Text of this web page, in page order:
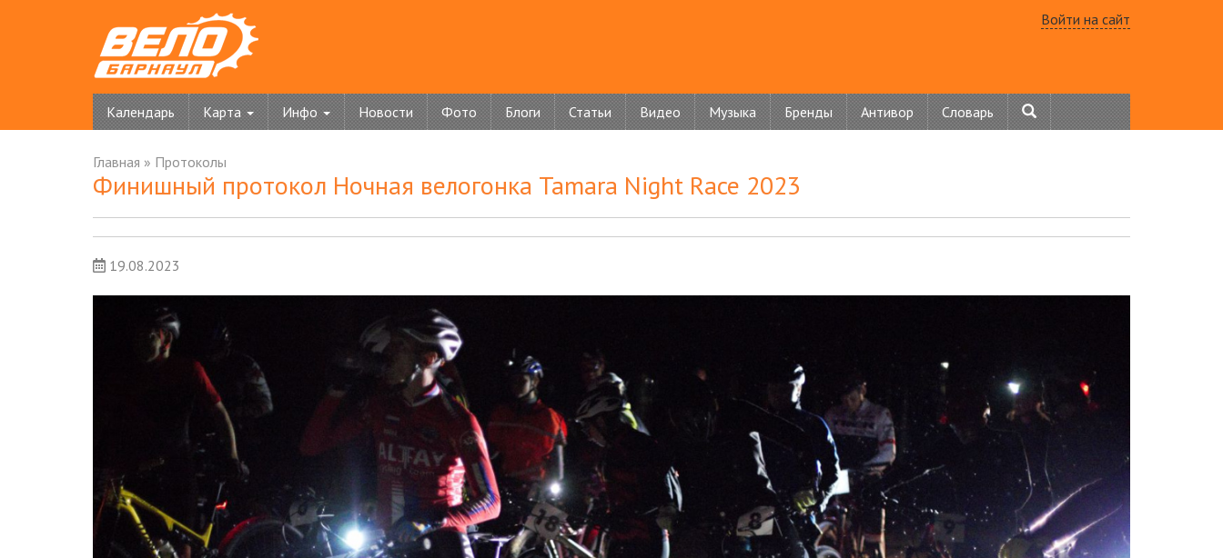
Войти на сайт
Календарь Карта Инфо Новости Фото Блоги Статьи Видео Музыка Бренды Антивор Словарь
Главная » Протоколы
Финишный протокол Ночная велогонка Tamara Night Race 2023
19.08.2023